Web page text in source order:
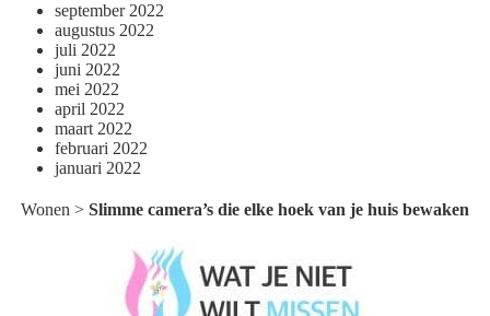
september 2022
augustus 2022
juli 2022
juni 2022
mei 2022
april 2022
maart 2022
februari 2022
januari 2022
Wonen > Slimme camera’s die elke hoek van je huis bewaken